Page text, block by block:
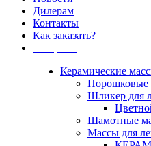
Дилерам
Контакты
Как заказать?
Керамические
Порошковые
Шликер для
Шамотные
Массы для